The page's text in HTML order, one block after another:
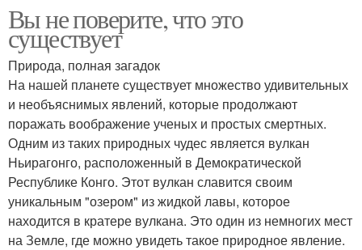
Вы не поверите, что это
существует
Природа, полная загадок
На нашей планете существует множество удивительных
и необъяснимых явлений, которые продолжают
поражать воображение ученых и простых смертных.
Одним из таких природных чудес является вулкан
Ньирагонго, расположенный в Демократической
Республике Конго. Этот вулкан славится своим
уникальным "озером" из жидкой лавы, которое
находится в кратере вулкана. Это один из немногих мест
на Земле, где можно увидеть такое природное явление.